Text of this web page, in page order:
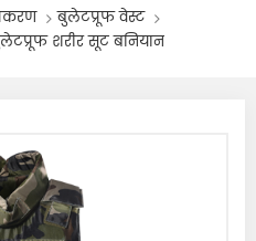
बुलेटप्रूफ वेस्ट
शरीर सूट बनियान